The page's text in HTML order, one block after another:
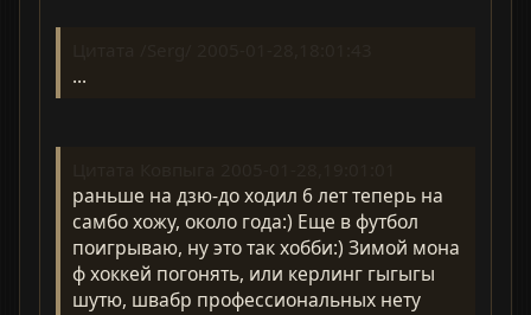
...
раньше на дзю-до ходил 6 лет теперь на
самбо хожу, около года:) Еще в футбол
поигрываю, ну это так хобби:) Зимой мона
ф хоккей погонять, или керлинг гыгыгы
шутю, швабр профессиональных нету